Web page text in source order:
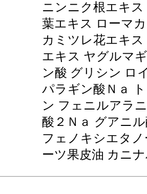
ニンニク根エキ
葉エキス ローマ
カミツレ花エキ
エキス ヤグルマ
ン酸 グリシン ロ
パラギン酸Ｎａ
ン フェニルアラ
酸２Ｎａ グアニ
フェノキシエタ
ーツ果皮油 カニ